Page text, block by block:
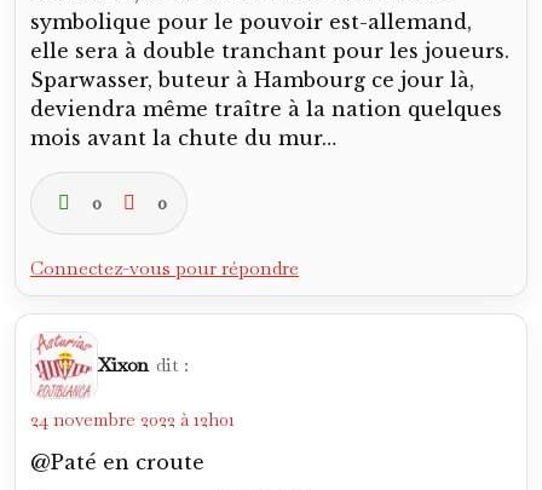
symbolique pour le pouvoir est-allemand,
elle sera à double tranchant pour les joueurs.
Sparwasser, buteur à Hambourg ce jour là,
deviendra même traître à la nation quelques
mois avant la chute du mur…
0 0
Connectez-vous pour répondre
Xixon dit :
24 novembre 2022 à 12h01
@Paté en croute